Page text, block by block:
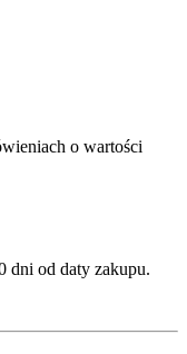
o wartości
dni od daty zakupu.